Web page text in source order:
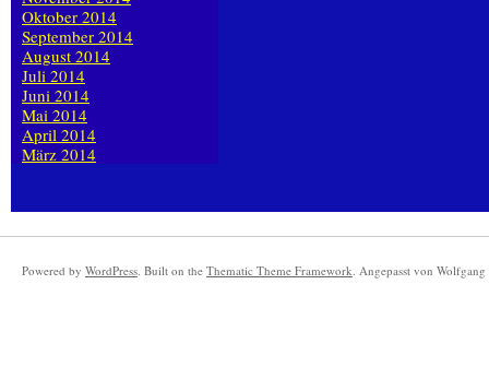
Oktober 2014
September 2014
August 2014
Juli 2014
Juni 2014
Mai 2014
April 2014
März 2014
Powered by WordPress. Built on the Thematic Theme Framework. Angepasst von